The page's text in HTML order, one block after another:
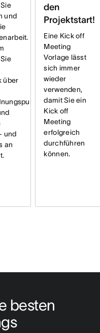
und
über
und
an
den
Projektstart!
Eine Kick off
Meeting
Vorlage lässt
sich immer
wieder
verwenden,
damit Sie ein
Kick off
Meeting
erfolgreich
durchführen
können.
besten